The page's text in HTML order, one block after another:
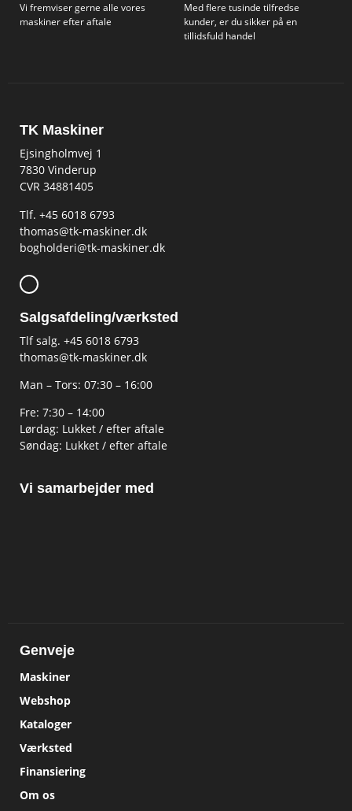
Vi fremviser gerne alle vores
maskiner efter aftale
Med flere tusinde tilfredse
kunder, er du sikker på en
tillidsfuld handel
TK Maskiner
Ejsingholmvej 1
7830 Vinderup
CVR 34881405
​Tlf. +45 6018 6793
thomas@tk-maskiner.dk
bogholderi@tk-maskiner.dk
Salgsafdeling/værksted
Tlf salg. +45 6018 6793
thomas@tk-maskiner.dk
Man – Tors: 07:30 – 16:00
Fre: 7:30 – 14:00
Lørdag: Lukket / efter aftale
Søndag: Lukket / efter aftale
Vi samarbejder med
Genveje
Maskiner
Webshop
Kataloger
Værksted
Finansiering
Om os